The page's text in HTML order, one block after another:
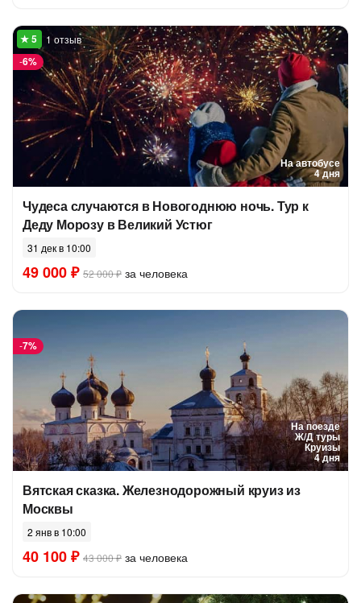
На автобусе
4 дня
-6%
1 отзыв
Чудеса случаются в Новогоднюю ночь. Тур к
Деду Морозу в Великий Устюг
31 дек в 10:00
49 000 ₽ 52 000 ₽ за человека
На поезде
Ж/Д туры
Круизы
4 дня
-7%
Вятская сказка. Железнодорожный круиз из
Москвы
2 янв в 10:00
40 100 ₽ 43 000 ₽ за человека